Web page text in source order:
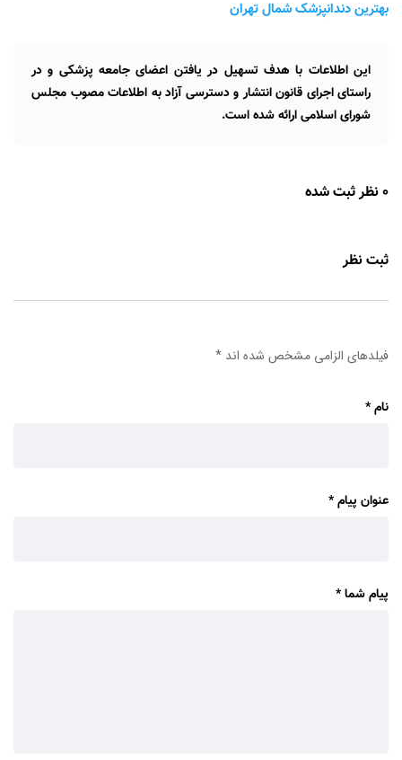
بهترین دندانپزشک شمال تهران
این اطلاعات با هدف تسهیل در یافتن اعضای جامعه پزشکی و در
راستای اجرای قانون انتشار و دسترسی آزاد به اطلاعات مصوب مجلس
شورای اسلامی ارائه شده است.
0 نظر ثبت شده
ثبت نظر
فیلدهای الزامی مشخص شده اند *
نام*
عنوان پیام*
پیام شما*